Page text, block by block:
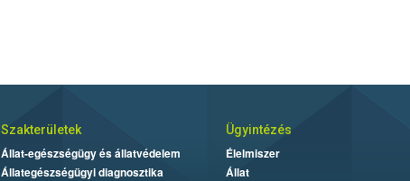
a
Szakterületek
Állat-egészségügy és állatvédelem
Állategészségügyi diagnosztika
Ügyintézés
Élelmiszer
Állat